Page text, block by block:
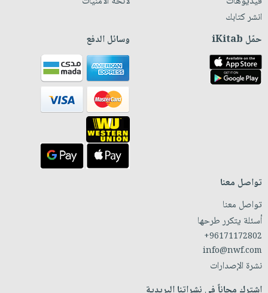
انشر كتابك
حمّل iKitab وسائل الدفع
تواصل معنا
تواصل معنا
أسئلة يتكرر طرحها
+96171172802
info@nwf.com
نشرة الإصدارات